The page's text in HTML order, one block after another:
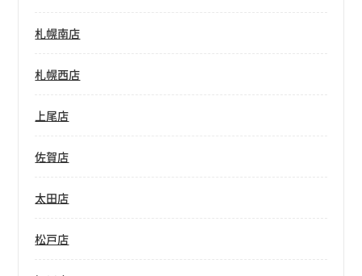
札幌南店
札幌西店
上尾店
佐賀店
太田店
松戸店